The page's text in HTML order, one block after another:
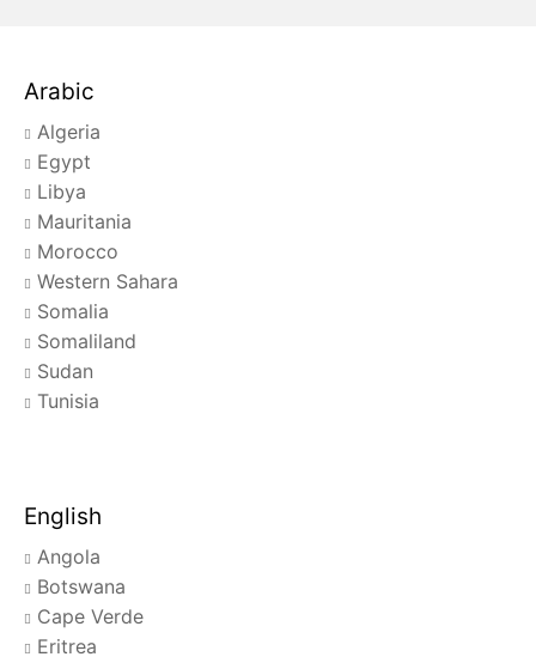
Arabic
Algeria
Egypt
Libya
Mauritania
Morocco
Western Sahara
Somalia
Somaliland
Sudan
Tunisia
English
Angola
Botswana
Cape Verde
Eritrea